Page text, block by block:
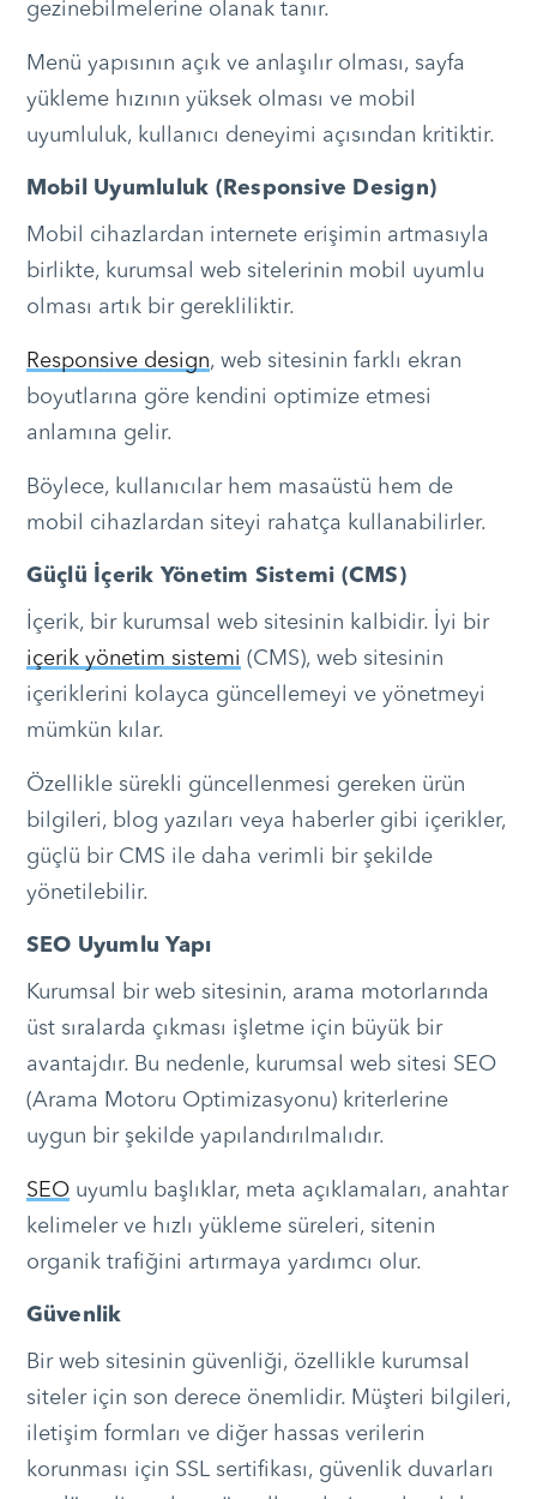
gezinebilmelerine olanak tanır.
Menü yapısının açık ve anlaşılır olması, sayfa
yükleme hızının yüksek olması ve mobil
uyumluluk, kullanıcı deneyimi açısından kritiktir.
Mobil Uyumluluk (Responsive Design)
Mobil cihazlardan internete erişimin artmasıyla
birlikte, kurumsal web sitelerinin mobil uyumlu
olması artık bir gerekliliktir.
Responsive design, web sitesinin farklı ekran
boyutlarına göre kendini optimize etmesi
anlamına gelir.
Böylece, kullanıcılar hem masaüstü hem de
mobil cihazlardan siteyi rahatça kullanabilirler.
Güçlü İçerik Yönetim Sistemi (CMS)
İçerik, bir kurumsal web sitesinin kalbidir. İyi bir
içerik yönetim sistemi (CMS), web sitesinin
içeriklerini kolayca güncellemeyi ve yönetmeyi
mümkün kılar.
Özellikle sürekli güncellenmesi gereken ürün
bilgileri, blog yazıları veya haberler gibi içerikler,
güçlü bir CMS ile daha verimli bir şekilde
yönetilebilir.
SEO Uyumlu Yapı
Kurumsal bir web sitesinin, arama motorlarında
üst sıralarda çıkması işletme için büyük bir
avantajdır. Bu nedenle, kurumsal web sitesi SEO
(Arama Motoru Optimizasyonu) kriterlerine
uygun bir şekilde yapılandırılmalıdır.
SEOuyumlu başlıklar, meta açıklamaları, anahtar
kelimeler ve hızlı yükleme süreleri, sitenin
organik trafiğini artırmaya yardımcı olur.
Güvenlik
Bir web sitesinin güvenliği, özellikle kurumsal
siteler için son derece önemlidir. Müşteri bilgileri,
iletişim formları ve diğer hassas verilerin
korunması için SSL sertifikası, güvenlik duvarları